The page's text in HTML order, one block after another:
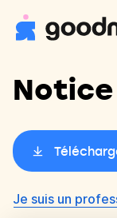
Je suis un